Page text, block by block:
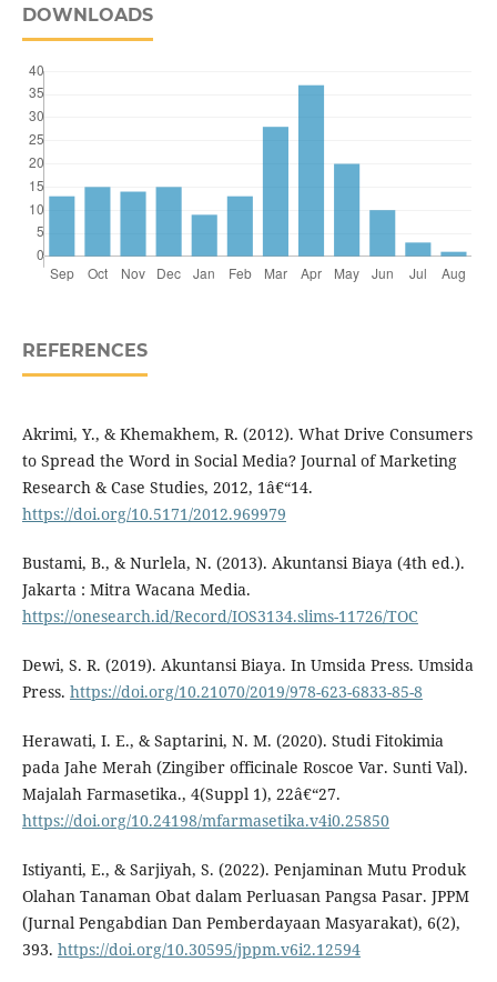
DOWNLOADS
REFERENCES
Akrimi, Y., & Khemakhem, R. (2012). What Drive Consumers
to Spread the Word in Social Media? Journal of Marketing
Research & Case Studies, 2012, 1â€“14.
https://doi.org/10.5171/2012.969979
Bustami, B., & Nurlela, N. (2013). Akuntansi Biaya (4th ed.).
Jakarta : Mitra Wacana Media.
https://onesearch.id/Record/IOS3134.slims-11726/TOC
Dewi, S. R. (2019). Akuntansi Biaya. In Umsida Press. Umsida
Press. https://doi.org/10.21070/2019/978-623-6833-85-8
Herawati, I. E., & Saptarini, N. M. (2020). Studi Fitokimia
pada Jahe Merah (Zingiber officinale Roscoe Var. Sunti Val).
Majalah Farmasetika., 4(Suppl 1), 22â€“27.
https://doi.org/10.24198/mfarmasetika.v4i0.25850
Istiyanti, E., & Sarjiyah, S. (2022). Penjaminan Mutu Produk
Olahan Tanaman Obat dalam Perluasan Pangsa Pasar. JPPM
(Jurnal Pengabdian Dan Pemberdayaan Masyarakat), 6(2),
393. https://doi.org/10.30595/jppm.v6i2.12594